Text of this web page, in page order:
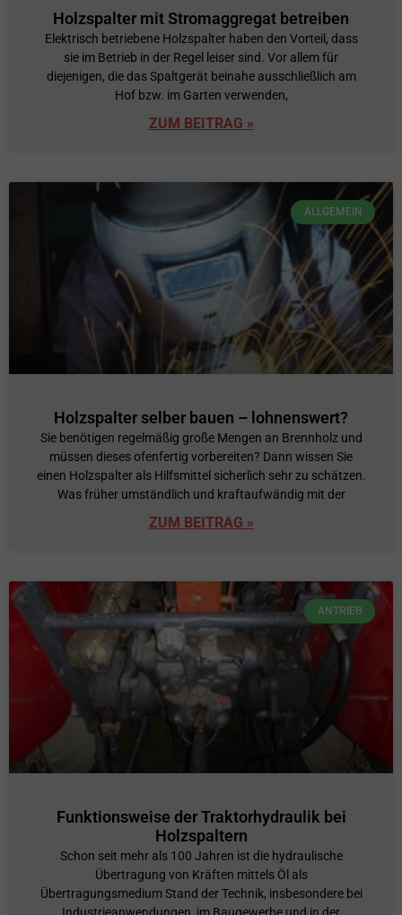
Holzspalter mit Stromaggregat betreiben
Elektrisch betriebene Holzspalter haben den Vorteil, dass
sie im Betrieb in der Regel leiser sind. Vor allem für
diejenigen, die das Spaltgerät beinahe ausschließlich am
Hof bzw. im Garten verwenden,
ZUM BEITRAG »
ALLGEMEIN
Holzspalter selber bauen – lohnenswert?
Sie benötigen regelmäßig große Mengen an Brennholz und
müssen dieses ofenfertig vorbereiten? Dann wissen Sie
einen Holzspalter als Hilfsmittel sicherlich sehr zu schätzen.
Was früher umständlich und kraftaufwändig mit der
ZUM BEITRAG »
ANTRIEB
Funktionsweise der Traktorhydraulik bei
Holzspaltern
Schon seit mehr als 100 Jahren ist die hydraulische
Übertragung von Kräften mittels Öl als
Übertragungsmedium Stand der Technik, insbesondere bei